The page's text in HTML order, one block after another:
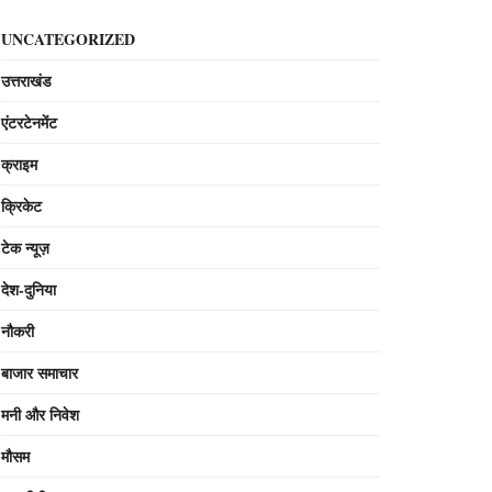
UNCATEGORIZED
उत्तराखंड
एंटरटेनमेंट
क्राइम
क्रिकेट
टेक न्यूज़
देश-दुनिया
नौकरी
बाजार समाचार
मनी और निवेश
मौसम